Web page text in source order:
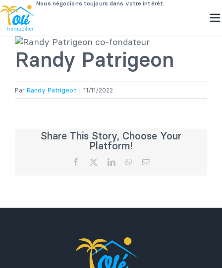
Passer
contenuRandy Patrigeon
Par Randy Patrigeon | 11/11/2022
Share This Story, Choose Your
Platform!
Facebook LinkedInWhatsApp
Email